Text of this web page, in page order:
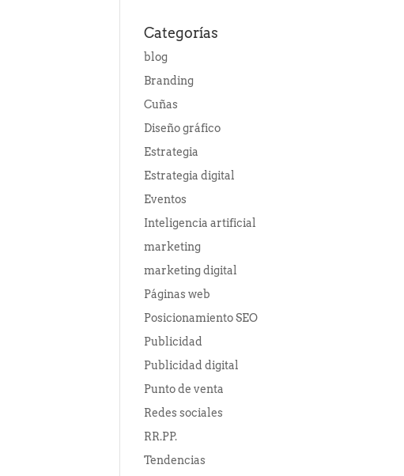
Categorías
blog
Branding
Cuñas
Diseño gráfico
Estrategia
Estrategia digital
Eventos
Inteligencia artificial
marketing
marketing digital
Páginas web
Posicionamiento SEO
Publicidad
Publicidad digital
Punto de venta
Redes sociales
RR.PP.
Tendencias